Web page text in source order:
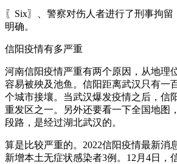
〖Six〗、警察对伤人者进行了刑事拘
明确。
信阳疫情有多严重
河南信阳疫情严重有两个原因，从地理
容易被殃及池鱼。信阳距离武汉只有一
个城市接壤。当武汉爆发疫情之后，信
重发区之一。另外还要看一下全国地图
段路，是经过湖北武汉的。
算是比较严重的。2022信阳疫情最新消
新增本土无症状感染者3例。12月4日，